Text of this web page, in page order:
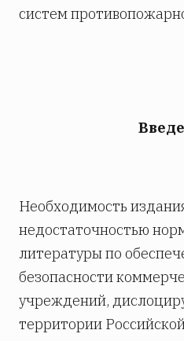
систем
Необходимость
недостаточностью
литературы по
безопасности
учреждений,
территории